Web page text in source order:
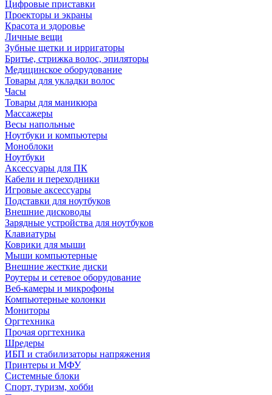
Цифровые приставки
Проекторы и экраны
Красота и здоровье
Личные вещи
Зубные щетки и ирригаторы
Бритье, стрижка волос, эпиляторы
Медицинское оборудование
Товары для укладки волос
Часы
Товары для маникюра
Массажеры
Весы напольные
Ноутбуки и компьютеры
Моноблоки
Ноутбуки
Аксессуары для ПК
Кабели и переходники
Игровые аксессуары
Подставки для ноутбуков
Внешние дисководы
Зарядные устройства для ноутбуков
Клавиатуры
Коврики для мыши
Мыши компьютерные
Внешние жесткие диски
Роутеры и сетевое оборудование
Веб-камеры и микрофоны
Компьютерные колонки
Мониторы
Оргтехника
Прочая оргтехника
Шредеры
ИБП и стабилизаторы напряжения
Принтеры и МФУ
Системные блоки
Спорт, туризм, хобби